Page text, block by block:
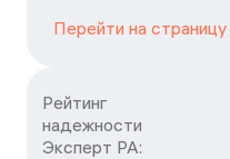
Перейти на страницу
Рейтинг
надежности
Эксперт РА: